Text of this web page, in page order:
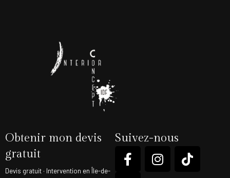
Obtenir mon devis
gratuit
Devis gratuit · Intervention en Île-de-
Suivez-nous